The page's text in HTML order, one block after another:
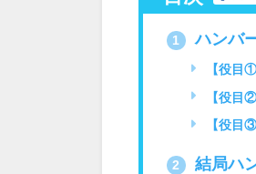
1 ハンバ
【役目
【役目
【役目
2 結局ハ